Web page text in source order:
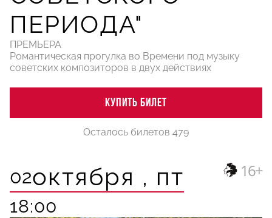
ПЕРИОДА"
ПРЕМЬЕРА
Романтическая прогулка во Времени под музыку
советских композиторов в двух действиях
КУПИТЬ БИЛЕТ
Осталось билетов 479
02октября , пт
18:00
16+